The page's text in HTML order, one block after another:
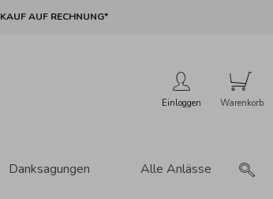
KAUF AUF RECHNUNG*
Einloggen
Danksagungen Alle Anlässe